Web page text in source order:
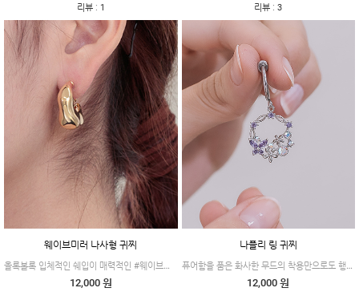
리뷰: 1 리뷰 :3
웨이브미러 나사형 귀찌
올록볼록 입체적인 쉐입이 매력적인 #웨이브미러
12,000 원
나플리 링 귀찌
퓨어함을 품은 화사한 무드의 착용만으로도 행복감을 주는 제품이에요.
12,000 원